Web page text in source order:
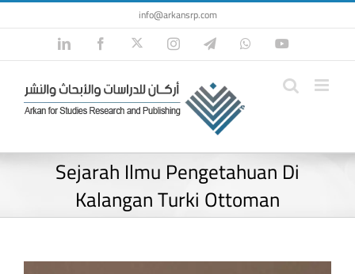
Skip
to
content
info@arkansrp.com
LinkedIn FacebookTwitterInstagramTelegramWhatsApp
Sejarah Ilmu Pengetahuan Di
Kalangan Turki Ottoman